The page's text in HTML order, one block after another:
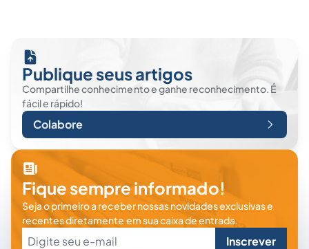
Publique seus artigos
Compartilhe conhecimento e ganhe reconhecimento. É
fácil e rápido!
Colabore
Fique sempre informado!
Seja o primeiro a receber nossas novidades exclusivas e
recentes diretamente em sua caixa de entrada.
Inscrever